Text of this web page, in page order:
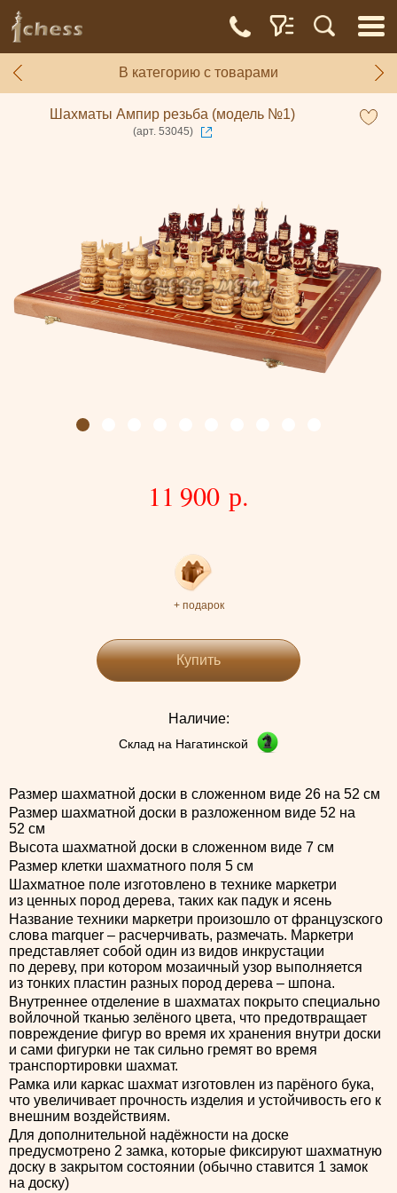
В категорию с товарами
Шахматы Ампир резьба (модель №1)
(арт. 53045)
11 900 р.
+ подарок
Купить
Наличие:
Склад на Нагатинской
Размер шахматной доски в сложенном виде 26 на 52 см
Размер шахматной доски в разложенном виде 52 на
52 см
Высота шахматной доски в сложенном виде 7 см
Размер клетки шахматного поля 5 см
Шахматное поле изготовлено в технике маркетри
из ценных пород дерева, таких как падук и ясень
Название техники маркетри произошло от французского
слова marquer – расчерчивать, размечать. Маркетри
представляет собой один из видов инкрустации
по дереву, при котором мозаичный узор выполняется
из тонких пластин разных пород дерева – шпона.
Внутреннее отделение в шахматах покрыто специально
войлочной тканью зелёного цвета, что предотвращает
повреждение фигур во время их хранения внутри доски
и сами фигурки не так сильно гремят во время
транспортировки шахмат.
Рамка или каркас шахмат изготовлен из парёного бука,
что увеличивает прочность изделия и устойчивость его к
внешним воздействиям.
Для дополнительной надёжности на доске
предусмотрено 2 замка, которые фиксируют шахматную
доску в закрытом состоянии (обычно ставится 1 замок
на доску)